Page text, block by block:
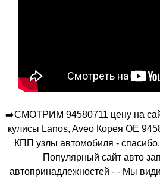
➡️СМОТРИМ 94580711 цену на
кулисы Lanos, Aveo Корея ОЕ
КПП узлы автомобиля -
Популярный сайт авто
автопринадлежностей - - Мы